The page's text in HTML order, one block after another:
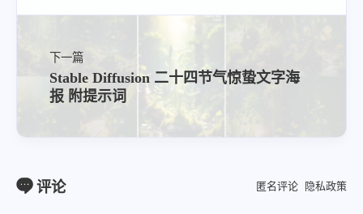
下一篇
Stable Diffusion 二十四节气惊蛰文字海
报 附提示词
评论 匿名评论 隐私政策